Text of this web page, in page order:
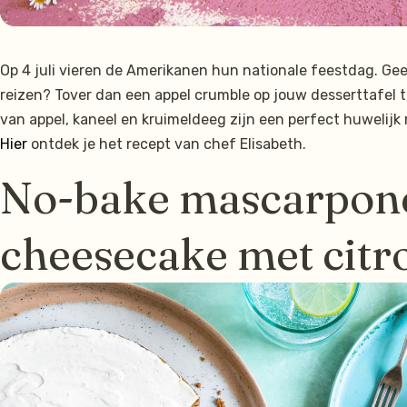
Op 4 juli vieren de Amerikanen hun nationale feestdag.
reizen? Tover dan een appel crumble op jouw desserttafel
van appel, kaneel en kruimeldeeg zijn een perfect
Hier ontdek je het recept van chef Elisabeth.
No-bake
cheesecake met